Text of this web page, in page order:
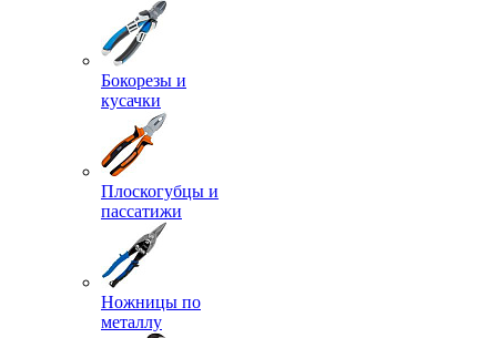
Бокорезы и
кусачки
Плоскогубцы и
пассатижи
Ножницы по
металлу